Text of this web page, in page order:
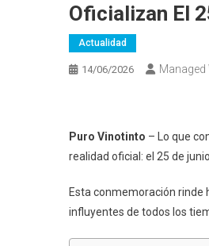
Oficializan El
Actualidad
14/06/2026
Puro Vinotinto – Lo que
realidad oficial: el 25 de
Esta conmemoración rinde
influyentes de todos los